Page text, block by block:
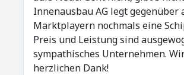
Innenausbau AG legt gegenüber
Marktplayern nochmals eine
Preis und Leistung sind
sympathisches Unternehmen.
herzlichen Dank!